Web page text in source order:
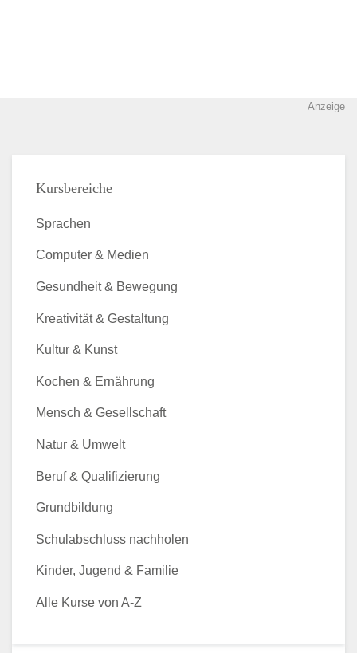
Anzeige
Kursbereiche
Sprachen
Computer & Medien
Gesundheit & Bewegung
Kreativität & Gestaltung
Kultur & Kunst
Kochen & Ernährung
Mensch & Gesellschaft
Natur & Umwelt
Beruf & Qualifizierung
Grundbildung
Schulabschluss nachholen
Kinder, Jugend & Familie
Alle Kurse von A-Z